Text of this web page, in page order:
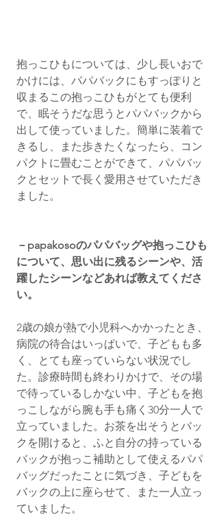
抱っこひもについては、少し長いおで
かけには、パパバックにもすっぽりと
収まるこの抱っこひもがとても便利
で、眠そうだな思うとパパバックから
出して使っていました。簡単に装着で
きるし、また歩きたくなったら、コン
パクトに畳むことができて、パパバッ
クとセットで長く愛用させていただき
ました。
－papakosoのパパバッグや抱っこひも
について、思い出に残るシーンや、活
躍したシーンなどあれば教えてくださ
い。
2歳の娘が熱で小児科へかかったとき、
病院の待合はいっぱいで、子どもも多
く、とても座っていらない状況でし
た。診療時間も終わりかけで、その場
で待っているしかない中、子どもを抱
っこしながら腕も手も痛く30分一人で
立っていました。お茶を出そうとバッ
クを開けると、ふと自分の持っている
バックが抱っこ補助として使えるパパ
バッグだったことに気づき、子どもを
バックの上に座らせて、また一人立っ
ていました。